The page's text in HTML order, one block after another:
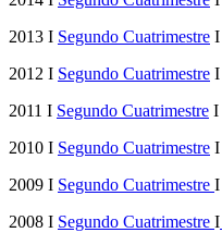
2013 I Segundo Cuatrimestre I
2012 I Segundo Cuatrimestre I
2011 I Segundo Cuatrimestre I
2010 I Segundo Cuatrimestre I
2009 I Segundo Cuatrimestre I
2008 I Segundo Cuatrimestre I